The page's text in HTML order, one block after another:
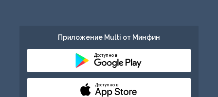
Приложение Multi от Минфин
Доступно в
Доступно в